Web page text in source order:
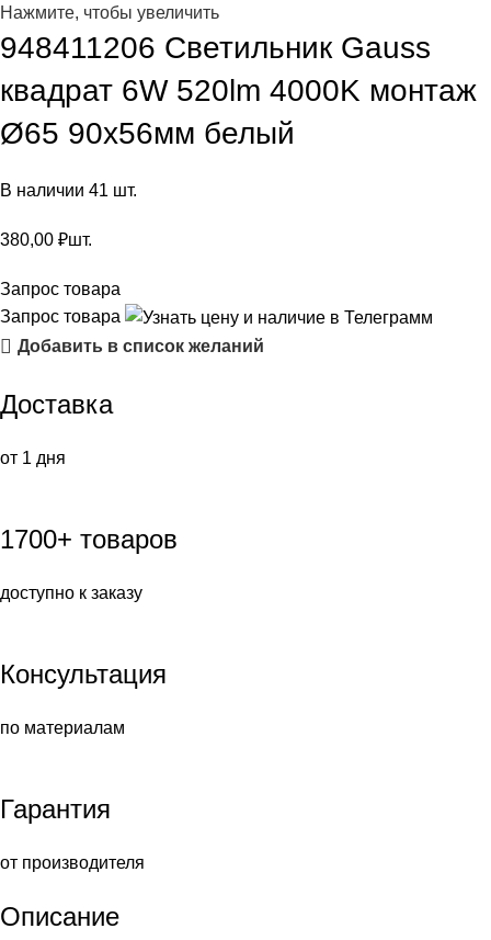
Нажмите, чтобы увеличить
948411206 Светильник Gauss
квадрат 6W 520lm 4000K монтаж
Ø65 90х56мм белый
В наличии 41 шт.
380,00 ₽шт.
Запрос товара
Запрос товара
Добавить в список желаний
Доставка
от 1 дня
1700+ товаров
доступно к заказу
Консультация
по материалам
Гарантия
от производителя
Описание